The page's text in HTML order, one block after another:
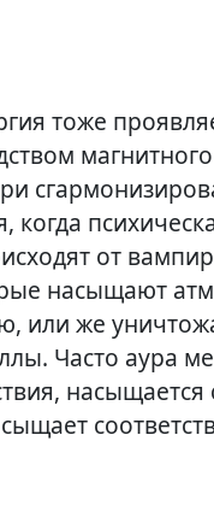
III, 404.
тоже
когда
от
насыщают
или же
Часто аура